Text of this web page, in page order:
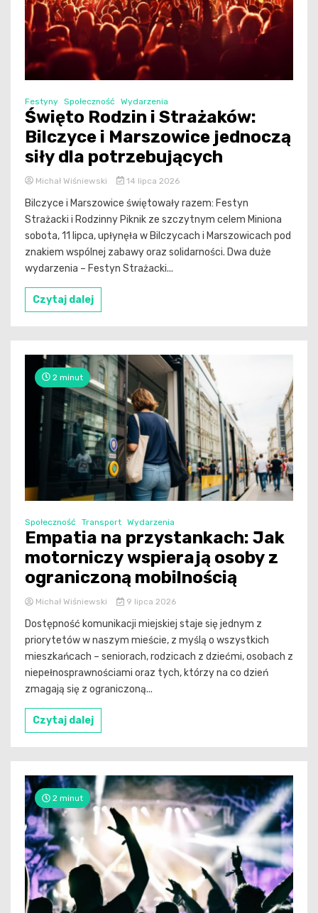
Festyny Społeczność Wydarzenia
Święto Rodzin i Strażaków:
Bilczyce i Marszowice jednoczą
siły dla potrzebujących
Michał Wiśniewski 14 lipca 2026
Bilczyce i Marszowice świętowały razem: Festyn
Strażacki i Rodzinny Piknik ze szczytnym celem Miniona
sobota, 11 lipca, upłynęła w Bilczycach i Marszowicach pod
znakiem wspólnej zabawy oraz solidarności. Dwa duże
wydarzenia – Festyn Strażacki...
Czytaj dalej
2 minut
Społeczność Transport Wydarzenia
Empatia na przystankach: Jak
motorniczy wspierają osoby z
ograniczoną mobilnością
Michał Wiśniewski 9 lipca 2026
Dostępność komunikacji miejskiej staje się jednym z
priorytetów w naszym mieście, z myślą o wszystkich
mieszkańcach – seniorach, rodzicach z dziećmi, osobach z
niepełnosprawnościami oraz tych, którzy na co dzień
zmagają się z ograniczoną...
Czytaj dalej
2 minut